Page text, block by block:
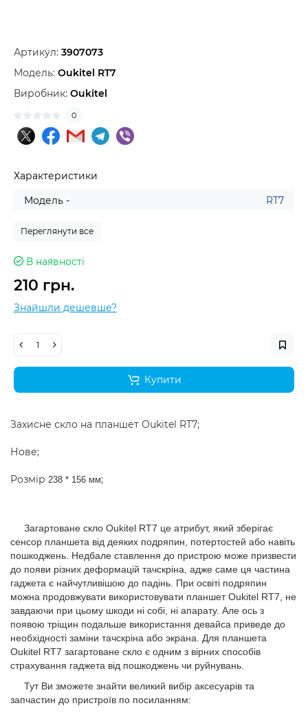
Артикул: 3907073
Модель: Oukitel RT7
Виробник: Oukitel
0
Характеристики
Модель -
RT7
Переглянути все
В наявності
210 грн.
Знайшли дешевше?
Купити
Захисне скло на планшет Oukitel RT7;
Нове;
Розмір 238 * 156 мм;
Загартоване скло Oukitel RT7 це атрибут, який зберігає
сенсор планшета від деяких подряпин, потертостей або навіть
пошкоджень. Недбале ставлення до пристрою може призвести
до появи різних деформацій тачскріна, адже саме ця частина
гаджета є найчутливішою до падінь. При освіті подряпин
можна продовжувати використовувати планшет Oukitel RT7, не
завдаючи при цьому шкоди ні собі, ні апарату. Але ось з
появою тріщин подальше використання девайса приведе до
необхідності заміни тачскріна або экрана. Для планшета
Oukitel RT7 загартоване скло є одним з вірних способів
страхування гаджета від пошкоджень чи руйнувань.
Тут Ви зможете знайти великий вибір аксесуарів та
запчастин до пристроїв по посиланням: